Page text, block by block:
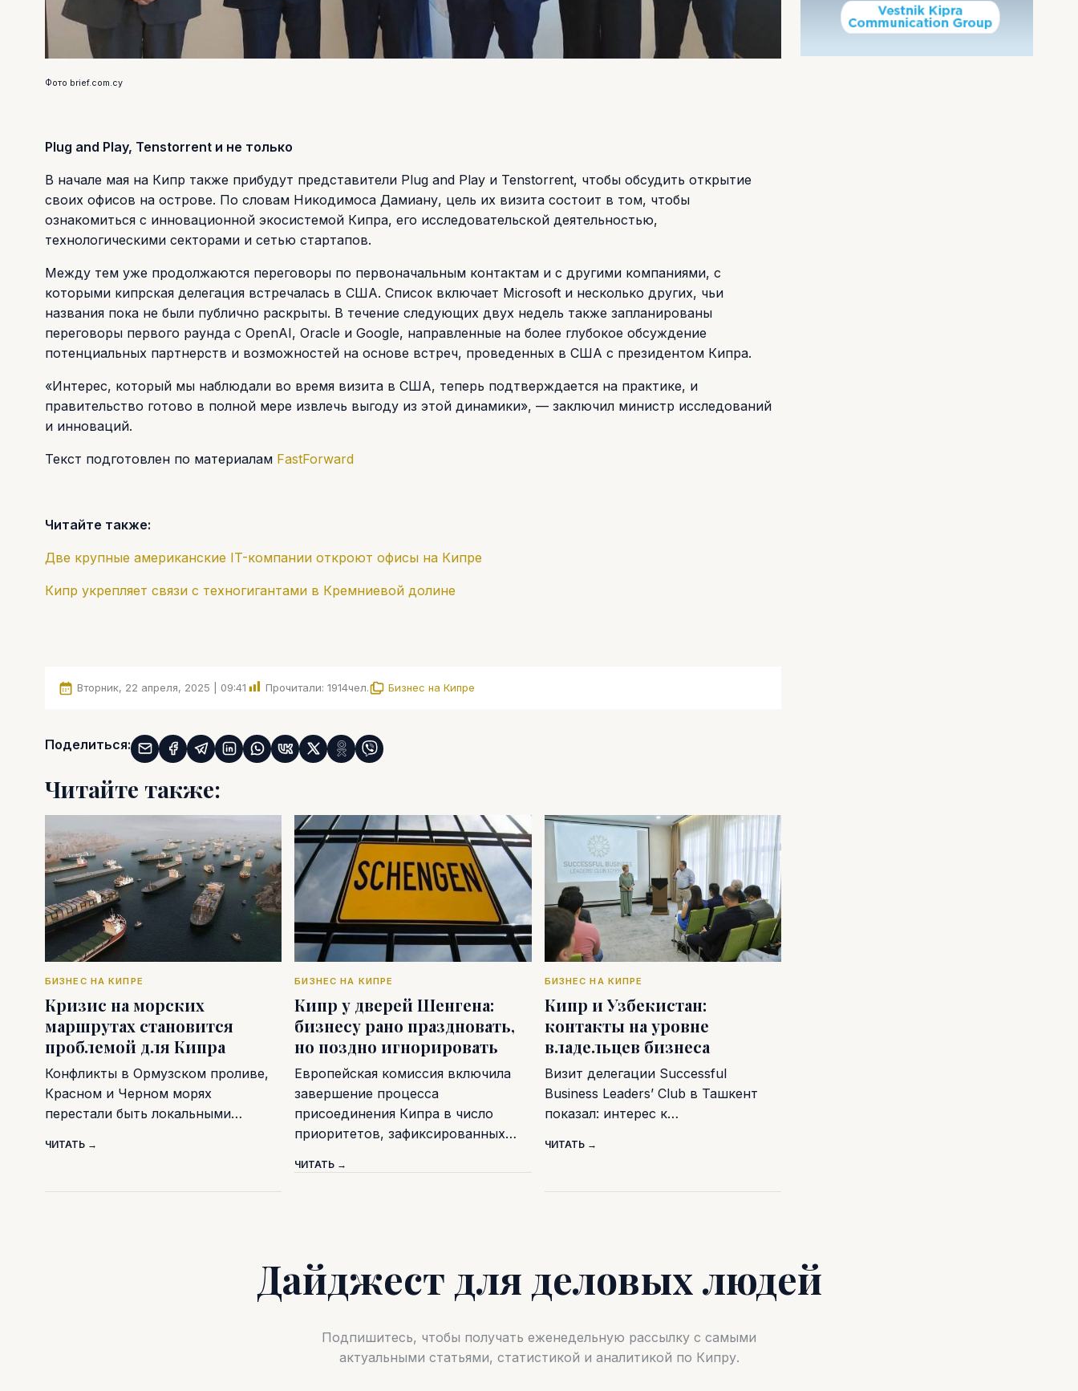
Фото brief.com.cy
Plug and Play, Tenstorrent и не только
В начале мая на Кипр также прибудут представители Plug and Play и Tenstorrent, чтобы обсудить открытие
своих офисов на острове. По словам Никодимоса Дамиану, цель их визита состоит в том, чтобы
ознакомиться с инновационной экосистемой Кипра, его исследовательской деятельностью,
технологическими секторами и сетью стартапов.
Между тем уже продолжаются переговоры по первоначальным контактам и с другими компаниями, с
которыми кипрская делегация встречалась в США. Список включает Microsoft и несколько других, чьи
названия пока не были публично раскрыты. В течение следующих двух недель также запланированы
переговоры первого раунда с OpenAI, Oracle и Google, направленные на более глубокое обсуждение
потенциальных партнерств и возможностей на основе встреч, проведенных в США с президентом Кипра.
«Интерес, который мы наблюдали во время визита в США, теперь подтверждается на практике, и
правительство готово в полной мере извлечь выгоду из этой динамики», — заключил министр исследований
и инноваций.
Текст подготовлен по материалам FastForward
Читайте также:
Две крупные американские IT-компании откроют офисы на Кипре
Кипр укрепляет связи с техногигантами в Кремниевой долине
Вторник, 22 апреля, 2025 | 09:41 Прочитали: 1914чел. Бизнес на Кипре
Поделиться:
Читайте также:
БИЗНЕС НА КИПРЕ
Кризис на морских
маршрутах становится
проблемой для Кипра
Конфликты в Ормузском проливе,
Красном и Черном морях
перестали быть локальными…
ЧИТАТЬ →
БИЗНЕС НА КИПРЕ
Кипр у дверей Шенгена:
бизнесу рано праздновать,
но поздно игнорировать
Европейская комиссия включила
завершение процесса
присоединения Кипра в число
приоритетов, зафиксированных…
ЧИТАТЬ →
БИЗНЕС НА КИПРЕ
Кипр и Узбекистан:
контакты на уровне
владельцев бизнеса
Визит делегации Successful
Business Leaders’ Club в Ташкент
показал: интерес к…
ЧИТАТЬ →
Дайджест для деловых людей
Подпишитесь, чтобы получать еженедельную рассылку с самыми
актуальными статьями, статистикой и аналитикой по Кипру.